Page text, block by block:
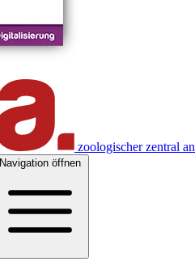
zoologischer zentral
Navigation öffnen